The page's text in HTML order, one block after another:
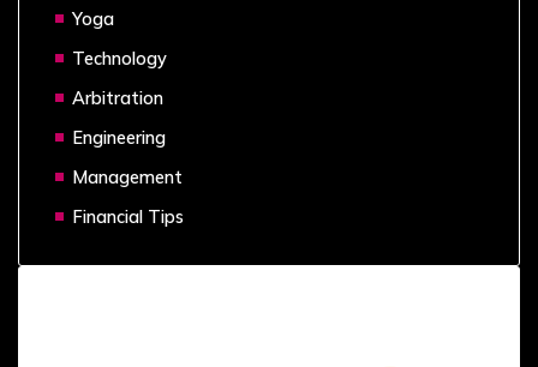
Yoga
Technology
Arbitration
Engineering
Management
Financial Tips